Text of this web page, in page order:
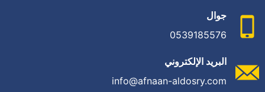
جوال
0539185576
البريد الإلكتروني
info@afnaan-aldosry.com